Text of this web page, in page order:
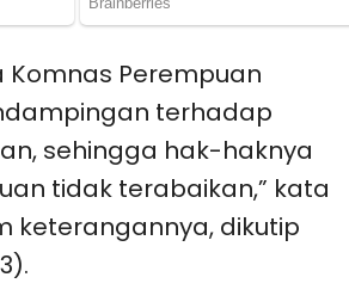
Komnas Perempuan
terhadap
sehingga hak-haknya
tidak terabaikan,” kata
keterangannya, dikutip